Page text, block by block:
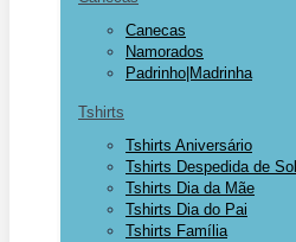
Canecas
Namorados
Padrinho|Madrinha
Tshirts
Tshirts Aniversário
Tshirts Despedida de
Tshirts Dia da Mãe
Tshirts Dia do Pai
Tshirts Família